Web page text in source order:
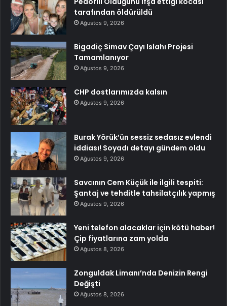
tarafından öldürüldü
Ağustos 9, 2026
Bigadiç Simav Çayı Islahı Projesi
Tamamlanıyor
Ağustos 9, 2026
CHP dostlarımızda kalsın
Ağustos 9, 2026
Burak Yörük’ün sessiz sedasız evlendi
iddiası! Soyadı detayı gündem oldu
Ağustos 9, 2026
Savcının Cem Küçük ile ilgili tespiti:
Şantaj ve tehditle tahsilatçılık yapmış
Ağustos 9, 2026
Yeni telefon alacaklar için kötü haber!
Çip fiyatlarına zam yolda
Ağustos 8, 2026
Zonguldak Limanı’nda Denizin Rengi
Değişti
Ağustos 8, 2026